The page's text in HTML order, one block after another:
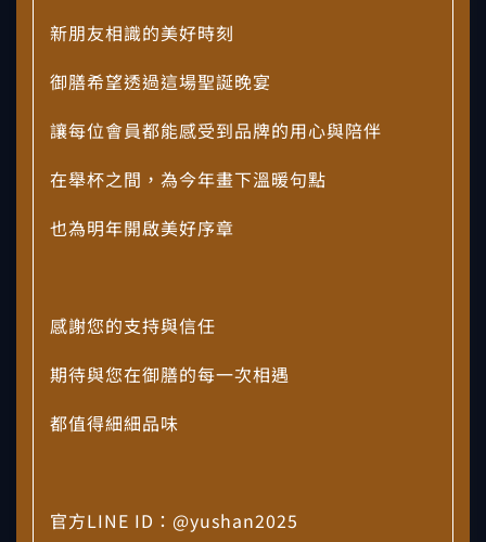
新朋友相識的美好時刻
御膳希望透過這場聖誕晚宴
讓每位會員都能感受到品牌的用心與陪伴
在舉杯之間，為今年畫下溫暖句點
也為明年開啟美好序章
感謝您的支持與信任
期待與您在御膳的每一次相遇
都值得細細品味
官方LINE ID：@yushan2025